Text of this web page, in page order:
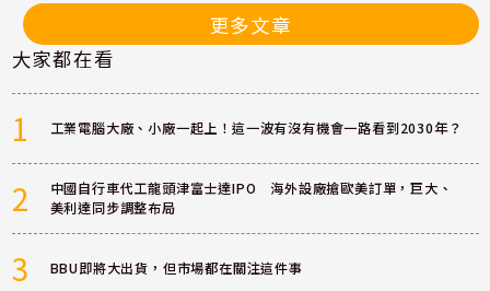
更多文章
大家都在看
1 工業電腦大廠、小廠一起上！這一波有沒有機會一路看到2030年？
2
中國自行車代工龍頭津富士達IPO 海外設廠搶歐美訂單，巨大、
美利達同步調整布局
3 BBU即將大出貨，但市場都在關注這件事